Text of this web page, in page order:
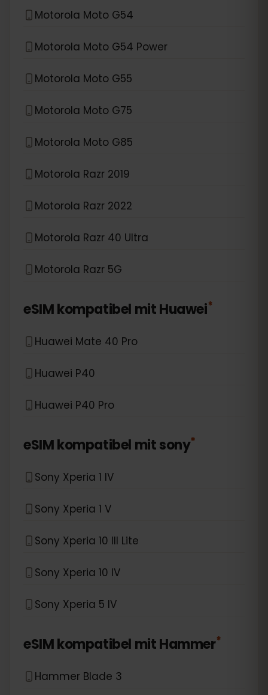
Motorola Moto G54
Motorola Moto G54 Power
Motorola Moto G55
Motorola Moto G75
Motorola Moto G85
Motorola Razr 2019
Motorola Razr 2022
Motorola Razr 40 Ultra
Motorola Razr 5G
eSIM kompatibel mitHuawei*
Huawei Mate 40 Pro
Huawei P40
Huawei P40 Pro
eSIM kompatibel mitsony*
Sony Xperia 1 IV
Sony Xperia 1 V
Sony Xperia 10 III Lite
Sony Xperia 10 IV
Sony Xperia 5 IV
eSIM kompatibel mitHammer*
Hammer Blade 3